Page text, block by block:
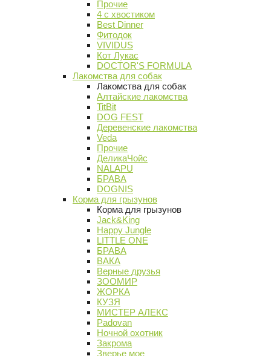
Прочие
4 с хвостиком
Best Dinner
Фитодок
VIVIDUS
Кот Лукас
DOCTOR'S FORMULA
Лакомства для собак
Лакомства для собак
Алтайские лакомства
TitBit
DOG FEST
Деревенские лакомства
Veda
Прочие
ДеликаЧойс
NALAPU
БРАВА
DOGNIS
Корма для грызунов
Корма для грызунов
Jack&King
Happy Jungle
LITTLE ONE
БРАВА
ВАКА
Верные друзья
ЗООМИР
ЖОРКА
КУЗЯ
МИСТЕР АЛЕКС
Padovan
Ночной охотник
Закрома
Зверье мое